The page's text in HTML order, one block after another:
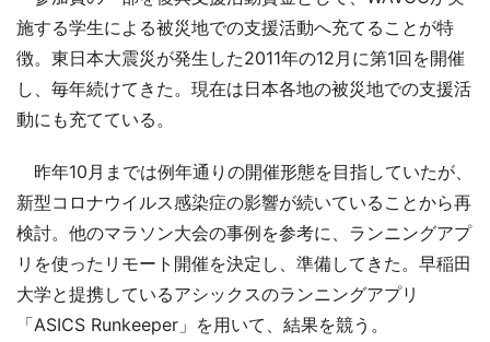
施する学生による被災地での支援活動へ充てることが特
徴。東日本大震災が発生した2011年の12月に第1回を開催
し、毎年続けてきた。現在は日本各地の被災地での支援活
動にも充てている。
昨年10月までは例年通りの開催形態を目指していたが、
新型コロナウイルス感染症の影響が続いていることから再
検討。他のマラソン大会の事例を参考に、ランニングアプ
リを使ったリモート開催を決定し、準備してきた。早稲田
大学と提携しているアシックスのランニングアプリ
「ASICS Runkeeper」を用いて、結果を競う。